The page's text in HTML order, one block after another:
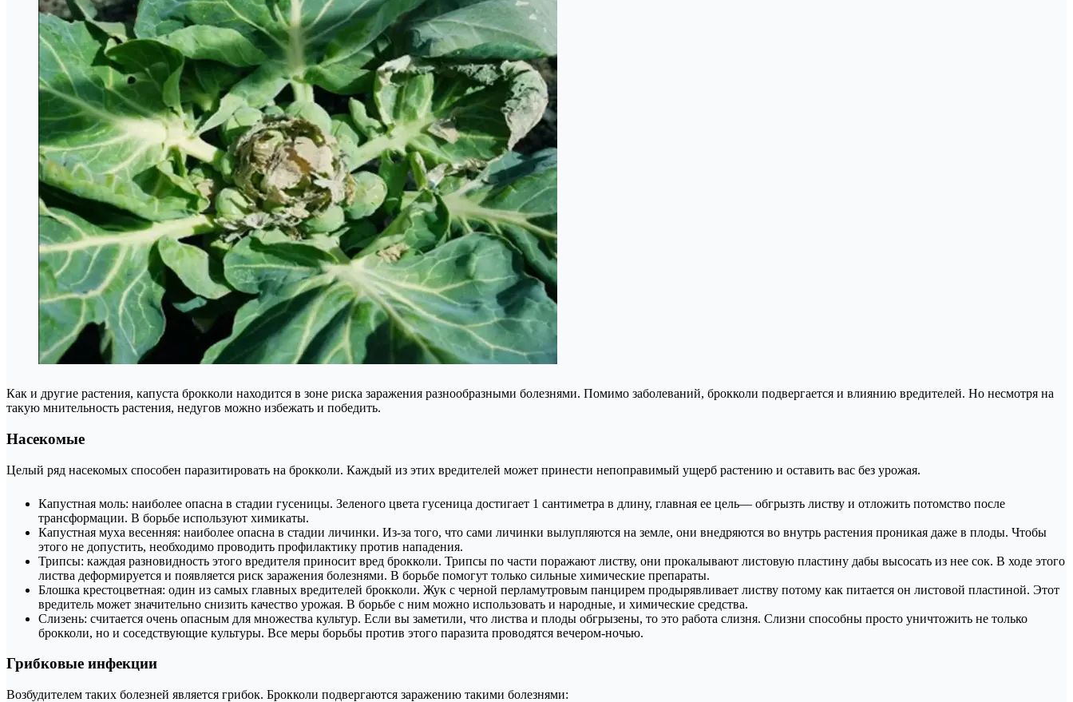
Как и другие растения, капуста брокколи находится в зоне риска заражения разнообразными болезнями. Помимо заболеваний, брокколи подвергается и влиянию вредителей. Но несмотря на
такую мнительность растения, недугов можно избежать и победить.
Насекомые
Целый ряд насекомых способен паразитировать на брокколи. Каждый из этих вредителей может принести непоправимый ущерб растению и оставить вас без урожая.
Капустная моль: наиболее опасна в стадии гусеницы. Зеленого цвета гусеница достигает 1 сантиметра в длину, главная ее цель— обгрызть листву и отложить потомство после
трансформации. В борьбе используют химикаты.
Капустная муха весенняя: наиболее опасна в стадии личинки. Из-за того, что сами личинки вылупляются на земле, они внедряются во внутрь растения проникая даже в плоды. Чтобы
этого не допустить, необходимо проводить профилактику против нападения.
Трипсы: каждая разновидность этого вредителя приносит вред брокколи. Трипсы по части поражают листву, они прокалывают листовую пластину дабы высосать из нее сок. В ходе этого
листва деформируется и появляется риск заражения болезнями. В борьбе помогут только сильные химические препараты.
Блошка крестоцветная: один из самых главных вредителей брокколи. Жук с черной перламутровым панцирем продырявливает листву потому как питается он листовой пластиной. Этот
вредитель может значительно снизить качество урожая. В борьбе с ним можно использовать и народные, и химические средства.
Слизень: считается очень опасным для множества культур. Если вы заметили, что листва и плоды обгрызены, то это работа слизня. Слизни способны просто уничтожить не только
брокколи, но и соседствующие культуры. Все меры борьбы против этого паразита проводятся вечером-ночью.
Грибковые инфекции
Возбудителем таких болезней является грибок. Брокколи подвергаются заражению такими болезнями: